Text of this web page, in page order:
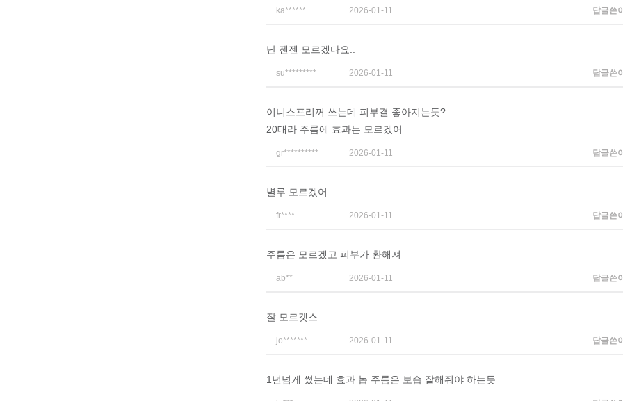
ka****** 2026-01-11 답글쓴
난 젠젠 모르겠다요..
su********* 2026-01-11 답글쓴
이니스프리꺼 쓰는데 피부결 좋아지는듯?
20대라 주름에 효과는 모르겠어
gr********** 2026-01-11 답글쓴
별루 모르겠어..
fr**** 2026-01-11 답글쓴
주름은 모르겠고 피부가 환해져
ab** 2026-01-11 답글쓴
잘 모르겟스
jo******* 2026-01-11 답글쓴
1년넘게 썼는데 효과 놉 주름은 보습 잘해줘야 하는듯